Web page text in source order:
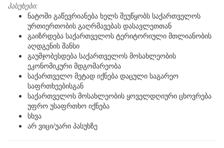
პასუხები:
ნატოში გაწევრიანება ხელს შეუწყობს საქართველოს
ურთიერთობის გაღრმავებას დასავლეთთან
გაიზრდება საქართველოს ტერიტორიული მთლიანობის
აღდგენის შანსი
გაუმჯობესდება საქართველოს მოსახლეობის
ეკონომიკური მდგომარეობა
საქართველო მეტად იქნება დაცული საგარეო
საფრთხეებისგან
საქართველოს მოსახლეობის ყოველდღიური ცხოვრება
უფრო უსაფრთხო იქნება
სხვა
არ ვიცი/უარი პასუხზე